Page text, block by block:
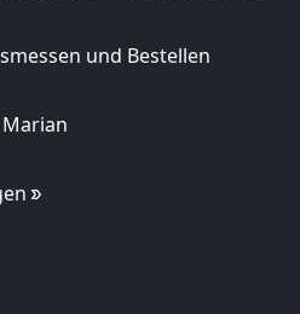
und Bestellen